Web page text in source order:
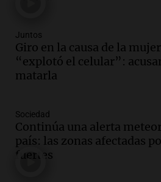
Audio.
la ley de Propiedad
el Senado.
Viva la Radio Rosario
por la Ley de Tierras:
relato mentiroso"
Informados al regreso
Episodios
Juntos
Giro en la causa de la
“explotó el celular”:
matarla
Sociedad
Continúa una alerta
país: las zonas afectadas
fuertes